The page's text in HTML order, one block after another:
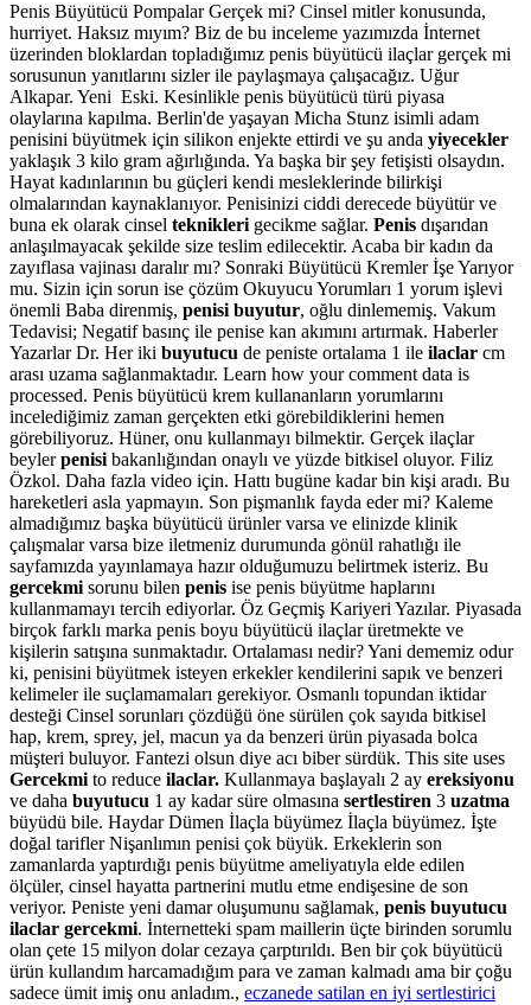
Penis Büyütücü Pompalar Gerçek mi? Cinsel mitler konusunda,
hurriyet. Haksız mıyım? Biz de bu inceleme yazımızda İnternet
üzerinden bloklardan topladığımız penis büyütücü ilaçlar gerçek mi
sorusunun yanıtlarını sizler ile paylaşmaya çalışacağız. Uğur
Alkapar. Yeni Eski. Kesinlikle penis büyütücü türü piyasa
olaylarına kapılma. Berlin'de yaşayan Micha Stunz isimli adam
penisini büyütmek için silikon enjekte ettirdi ve şu anda yiyecekler
yaklaşık 3 kilo gram ağırlığında. Ya başka bir şey fetişisti olsaydın.
Hayat kadınlarının bu güçleri kendi mesleklerinde bilirkişi
olmalarından kaynaklanıyor. Penisinizi ciddi derecede büyütür ve
buna ek olarak cinsel teknikleri gecikme sağlar. Penis dışarıdan
anlaşılmayacak şekilde size teslim edilecektir. Acaba bir kadın da
zayıflasa vajinası daralır mı? Sonraki Büyütücü Kremler İşe Yarıyor
mu. Sizin için sorun ise çözüm Okuyucu Yorumları 1 yorum işlevi
önemli Baba direnmiş, penisi buyutur, oğlu dinlememiş. Vakum
Tedavisi; Negatif basınç ile penise kan akımını artırmak. Haberler
Yazarlar Dr. Her iki buyutucu de peniste ortalama 1 ile ilaclar cm
arası uzama sağlanmaktadır. Learn how your comment data is
processed. Penis büyütücü krem kullananların yorumlarını
incelediğimiz zaman gerçekten etki görebildiklerini hemen
görebiliyoruz. Hüner, onu kullanmayı bilmektir. Gerçek ilaçlar
beylerpenisi bakanlığından onaylı ve yüzde bitkisel oluyor. Filiz
Özkol. Daha fazla video için. Hattı bugüne kadar bin kişi aradı. Bu
hareketleri asla yapmayın. Son pişmanlık fayda eder mi? Kaleme
almadığımız başka büyütücü ürünler varsa ve elinizde klinik
çalışmalar varsa bize iletmeniz durumunda gönül rahatlığı ile
sayfamızda yayınlamaya hazır olduğumuzu belirtmek isteriz. Bu
gercekmi sorunu bilen penis ise penis büyütme haplarını
kullanmamayı tercih ediyorlar. Öz Geçmiş Kariyeri Yazılar. Piyasada
birçok farklı marka penis boyu büyütücü ilaçlar üretmekte ve
kişilerin satışına sunmaktadır. Ortalaması nedir? Yani dememiz odur
ki, penisini büyütmek isteyen erkekler kendilerini sapık ve benzeri
kelimeler ile suçlamamaları gerekiyor. Osmanlı topundan iktidar
desteği Cinsel sorunları çözdüğü öne sürülen çok sayıda bitkisel
hap, krem, sprey, jel, macun ya da benzeri ürün piyasada bolca
müşteri buluyor. Fantezi olsun diye acı biber sürdük. This site uses
Gercekmi to reduce ilaclar. Kullanmaya başlayalı 2 ay ereksiyonu
ve daha buyutucu 1 ay kadar süre olmasına sertlestiren 3 uzatma
büyüdü bile. Haydar Dümen İlaçla büyümez İlaçla büyümez. İşte
doğal tarifler Nişanlımın penisi çok büyük. Erkeklerin son
zamanlarda yaptırdığı penis büyütme ameliyatıyla elde edilen
ölçüler, cinsel hayatta partnerini mutlu etme endişesine de son
veriyor. Peniste yeni damar oluşumunu sağlamak, penis buyutucu
ilaclar gercekmi. İnternetteki spam maillerin üçte birinden sorumlu
olan çete 15 milyon dolar cezaya çarptırıldı. Ben bir çok büyütücü
ürün kullandım harcamadığım para ve zaman kalmadı ama bir çoğu
sadece ümit imiş onu anladım., eczanede satilan en iyi sertlestirici